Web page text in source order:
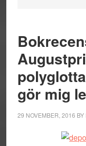
gör mig
29 NOVEMBER, 2016 BY